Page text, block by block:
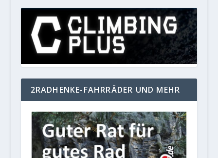
2RADHENKE-FAHRRÄDER UND MEHR